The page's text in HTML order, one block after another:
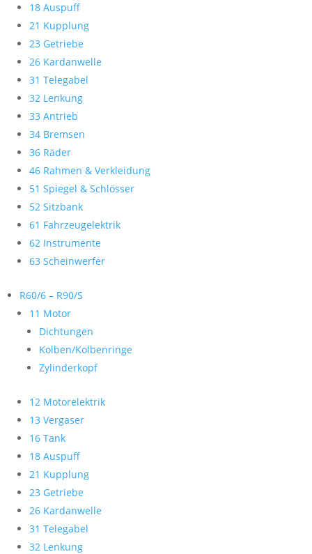
18 Auspuff
21 Kupplung
23 Getriebe
26 Kardanwelle
31 Telegabel
32 Lenkung
33 Antrieb
34 Bremsen
36 Räder
46 Rahmen & Verkleidung
51 Spiegel & Schlösser
52 Sitzbank
61 Fahrzeugelektrik
62 Instrumente
63 Scheinwerfer
R60/6 – R90/S
11 Motor
Dichtungen
Kolben/Kolbenringe
Zylinderkopf
12 Motorelektrik
13 Vergaser
16 Tank
18 Auspuff
21 Kupplung
23 Getriebe
26 Kardanwelle
31 Telegabel
32 Lenkung